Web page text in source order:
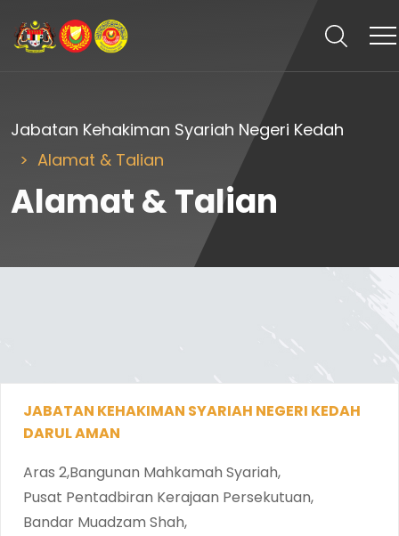
Jabatan Kehakiman Syariah Negeri Kedah
Alamat & Talian
Alamat & Talian
JABATAN KEHAKIMAN SYARIAH NEGERI KEDAH
DARUL AMAN
Aras 2,Bangunan Mahkamah Syariah,
Pusat Pentadbiran Kerajaan Persekutuan,
Bandar Muadzam Shah,